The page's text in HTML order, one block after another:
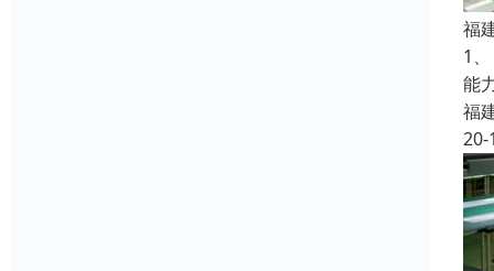
福
1
能
福
20-